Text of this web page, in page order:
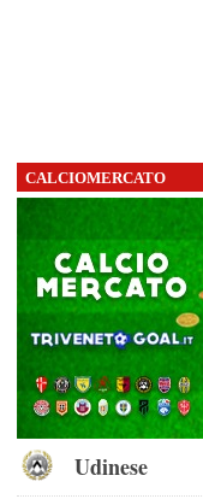
CALCIOMERCATO
Udinese